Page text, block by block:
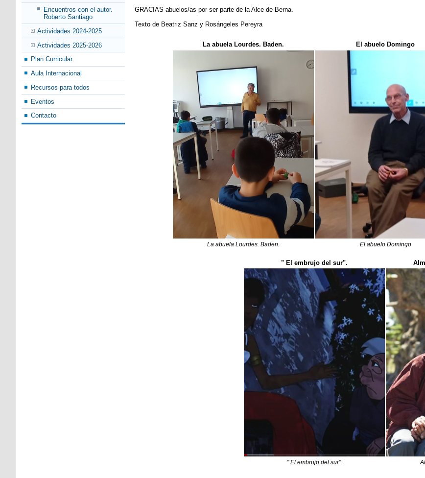
Encuentros con el autor.
Roberto Santiago
Actividades 2024-2025
Actividades 2025-2026
Plan Curricular
Aula Internacional
Recursos para todos
Eventos
Contacto
GRACIAS abuelos/as por ser parte de la Alce de Berna.
Texto de Beatriz Sanz y Rosángeles Pereyra
La abuela Lourdes. Baden.
La abuela Lourdes. Baden.
El abuelo Domingo
El abuelo Domingo
" El embrujo del sur".
" El embrujo del sur".